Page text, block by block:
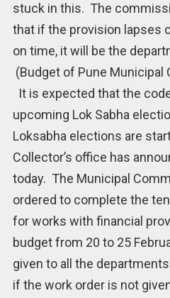
stuck in this. The
that if the provision lapses
on time, it will be the
(Budget of Pune Municipal
It is expected that the
upcoming Lok Sabha
Loksabha elections are
Collector’s office has
today. The Municipal
ordered to complete the
for works with financial
budget from 20 to 25
given to all the
if the work order is not